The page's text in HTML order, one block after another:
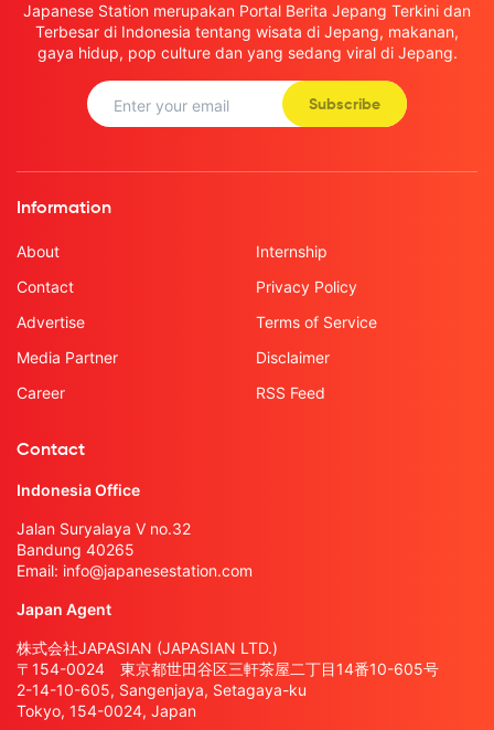
Japanese Station merupakan Portal Berita Jepang Terkini dan
Terbesar di Indonesia tentang wisata di Jepang, makanan,
gaya hidup, pop culture dan yang sedang viral di Jepang.
Subscribe
Information
About
Contact
Advertise
Media Partner
Career
Internship
Privacy Policy
Terms of Service
Disclaimer
RSS Feed
Contact
Indonesia Office
Jalan Suryalaya V no.32
Bandung 40265
Email: info@japanesestation.com
Japan Agent
株式会社JAPASIAN (JAPASIAN LTD.)
〒154-0024 東京都世田谷区三軒茶屋二丁目14番10-605号
2-14-10-605, Sangenjaya, Setagaya-ku
Tokyo, 154-0024, Japan